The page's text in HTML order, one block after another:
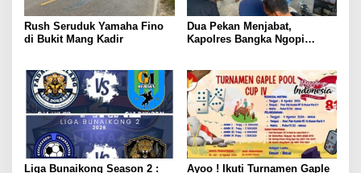
Rush Seruduk Yamaha Fino
di Bukit Mang Kadir
Dua Pekan Menjabat,
Kapolres Bangka Ngopi
Liga Bunaikong Season 2 :
Ayoo ! Ikuti Turnamen Gaple